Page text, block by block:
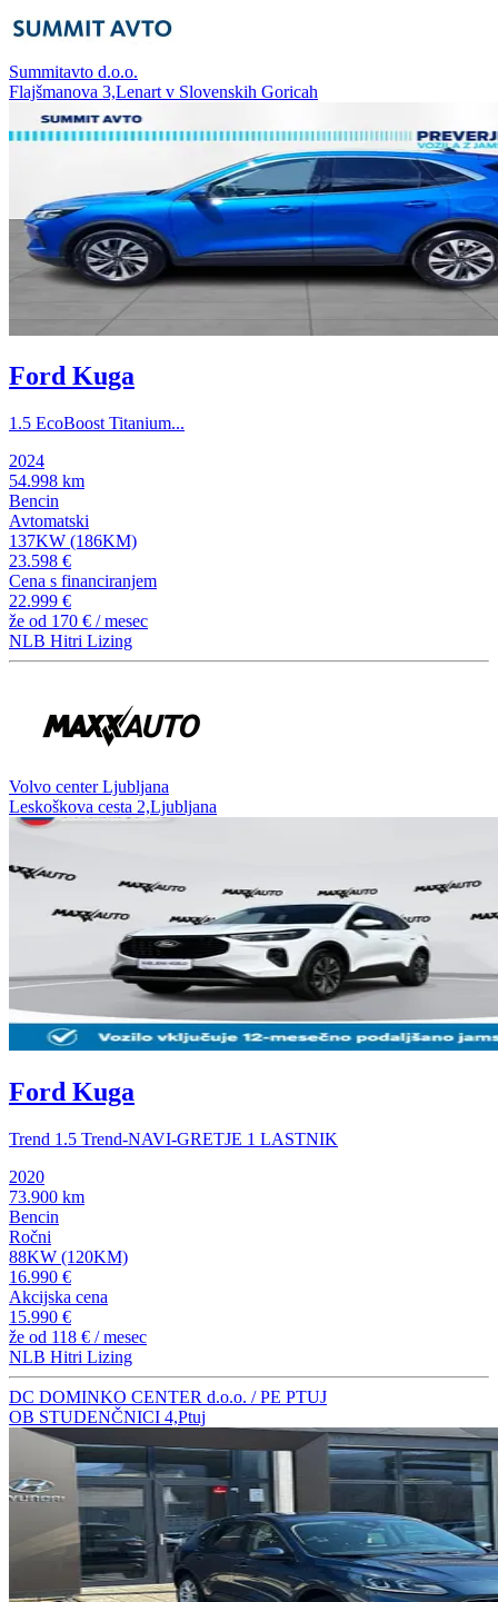
Summitavto d.o.o.
Flajšmanova 3,Lenart v Slovenskih Goricah
Ford Kuga
1.5 EcoBoost Titanium...
2024
54.998 km
Bencin
Avtomatski
137KW (186KM)
23.598 €
Cena s financiranjem
22.999 €
že od 170 € / mesec
NLB Hitri Lizing
Volvo center Ljubljana
Leskoškova cesta 2,Ljubljana
Ford Kuga
Trend 1.5 Trend-NAVI-GRETJE 1 LASTNIK
2020
73.900 km
Bencin
Ročni
88KW (120KM)
16.990 €
Akcijska cena
15.990 €
že od 118 € / mesec
NLB Hitri Lizing
DC DOMINKO CENTER d.o.o. / PE PTUJ
OB STUDENČNICI 4,Ptuj